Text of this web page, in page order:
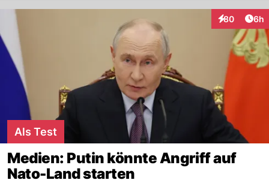
80
Interaktionen
6h
Als Test
Medien: Putin könnte Angriff auf
Nato-Land starten